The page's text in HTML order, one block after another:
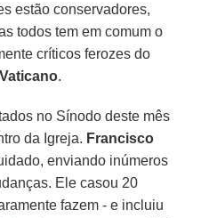
estão conservadores,
todos tem em comum o
críticos ferozes do
Vaticano.
no Sínodo deste mês
da Igreja. Francisco
enviando inúmeros
Ele casou 20
fazem - e incluiu